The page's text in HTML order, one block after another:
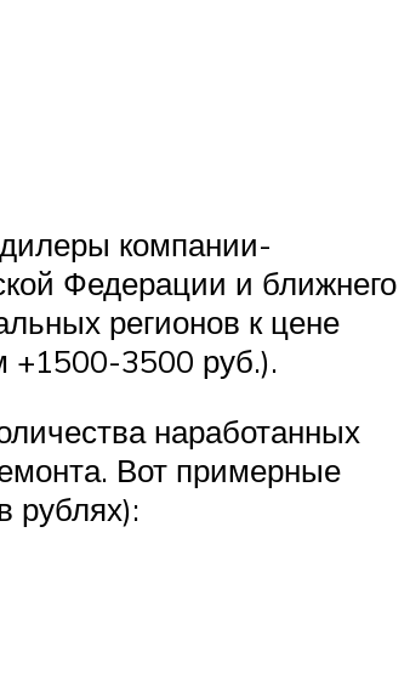
компании-
Федерации и ближнего
регионов к цене
+1500-3500 руб.).
наработанных
Вот примерные
рублях):